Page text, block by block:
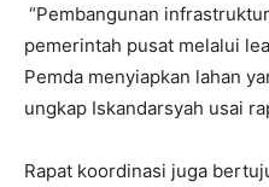
“Pembangunan
pemerintah pusat melalui
Pemda menyiapkan lahan
ungkap Iskandarsyah usai
Rapat koordinasi juga